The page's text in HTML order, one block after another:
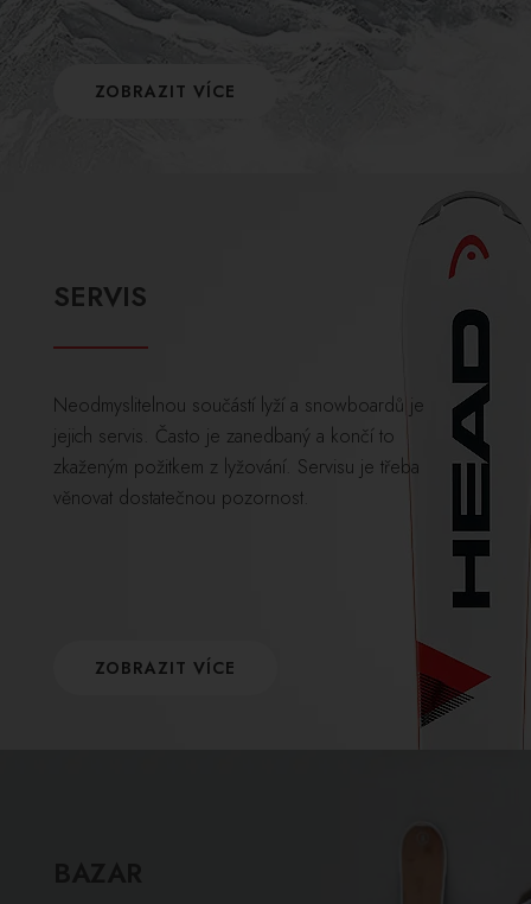
ZOBRAZIT VÍCE
SERVIS
Neodmyslitelnou součástí lyží a snowboardů je
jejich servis. Často je zanedbaný a končí to
zkaženým požitkem z lyžování. Servisu je třeba
věnovat dostatečnou pozornost.
ZOBRAZIT VÍCE